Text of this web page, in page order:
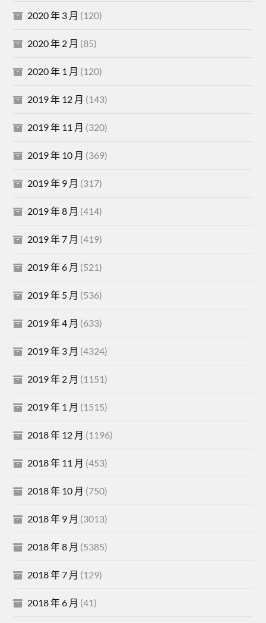
2020 年 3 月 (120)
2020 年 2 月 (85)
2020 年 1 月 (120)
2019 年 12 月 (143)
2019 年 11 月 (320)
2019 年 10 月 (369)
2019 年 9 月 (317)
2019 年 8 月 (414)
2019 年 7 月 (419)
2019 年 6 月 (521)
2019 年 5 月 (536)
2019 年 4 月 (633)
2019 年 3 月 (4324)
2019 年 2 月 (1151)
2019 年 1 月 (1515)
2018 年 12 月 (1196)
2018 年 11 月 (453)
2018 年 10 月 (750)
2018 年 9 月 (3013)
2018 年 8 月 (5385)
2018 年 7 月 (129)
2018 年 6 月 (41)